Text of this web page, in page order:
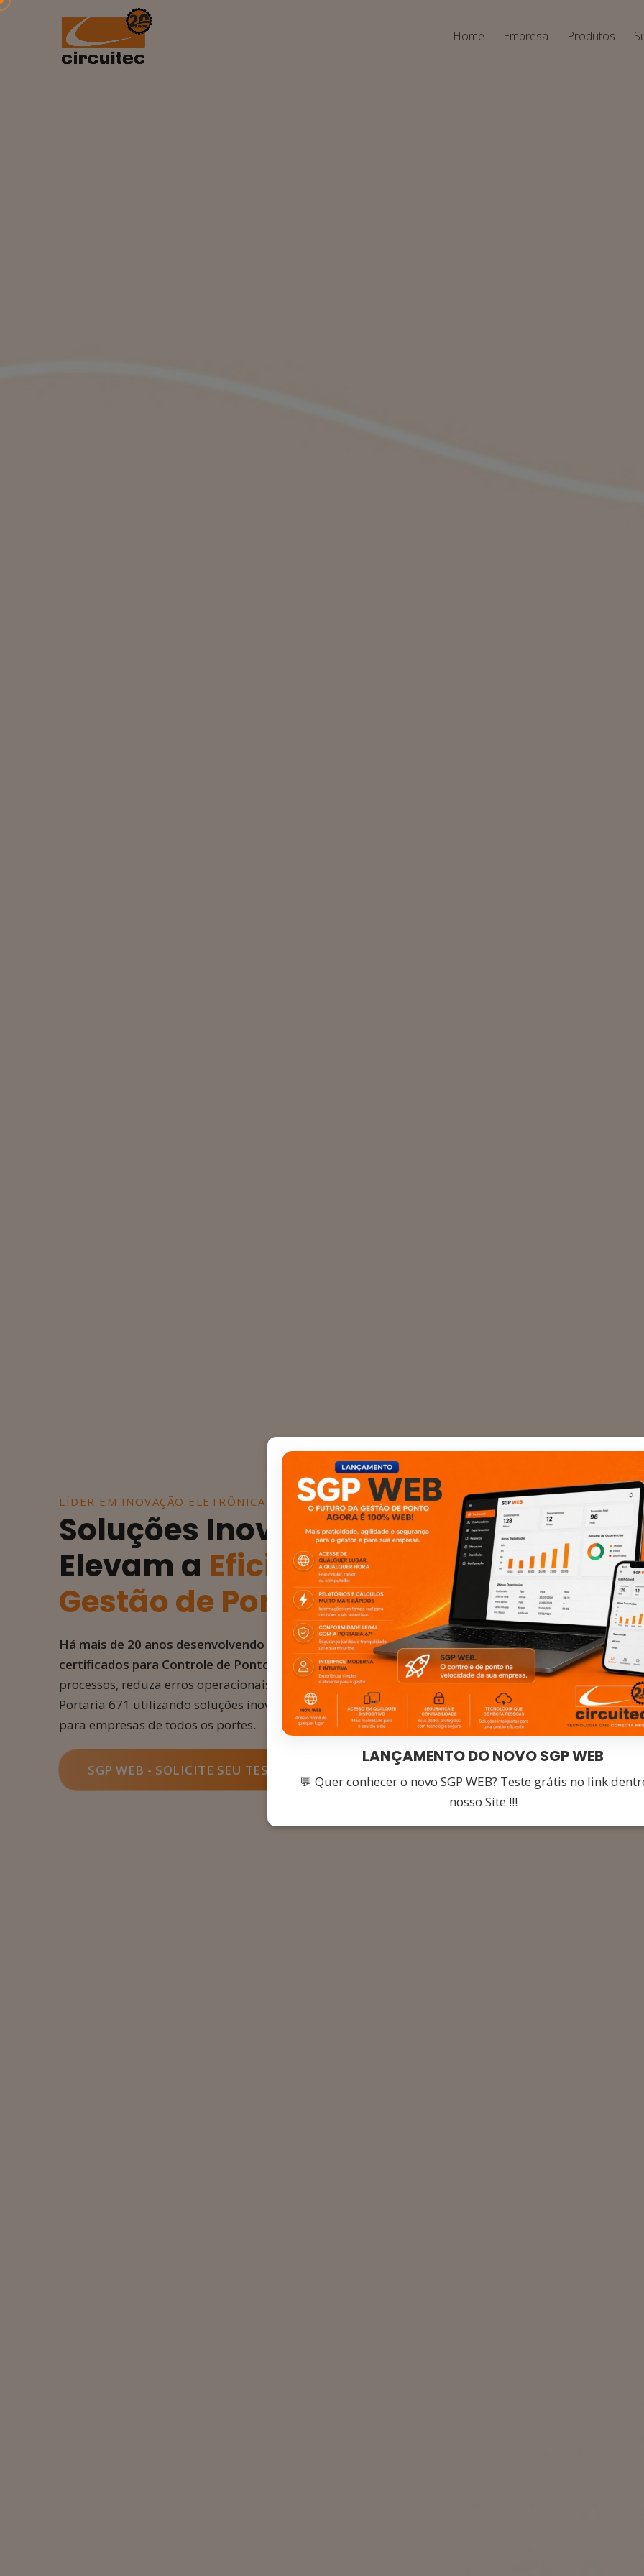
Home Empresa Produtos
LÍDER EM INOVAÇÃO ELETRÔNICA E SOFTWARES
Soluções Inovadoras que
Elevam a Eficiência na
Gestão de Ponto e RH
Há mais de 20 anos desenvolvendo softwares e equipamentos
certificados para Controle de Ponto e Gestão de RH. Automatize
processos, reduza erros operacionais e garanta conformidade com a
Portaria 671 utilizando soluções inovadoras, homologadas e confiáveis
para empresas de todos os portes.
SGP WEB - SOLICITE SEU TESTE GRÁTIS
LANÇAMENTO DO NOVO SGP WEB
💬 Quer conhecer o novo SGP WEB? Teste grátis no link
nosso Site !!!